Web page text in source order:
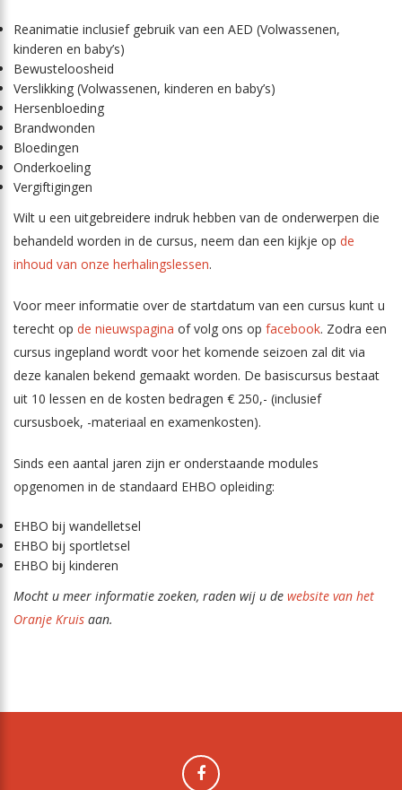
Reanimatie inclusief gebruik van een AED (Volwassenen,
kinderen en baby’s)
Bewusteloosheid
Verslikking (Volwassenen, kinderen en baby’s)
Hersenbloeding
Brandwonden
Bloedingen
Onderkoeling
Vergiftigingen
Wilt u een uitgebreidere indruk hebben van de onderwerpen die
behandeld worden in de cursus, neem dan een kijkje op de
inhoud van onze herhalingslessen.
Voor meer informatie over de startdatum van een cursus kunt u
terecht op de nieuwspagina of volg ons op facebook. Zodra een
cursus ingepland wordt voor het komende seizoen zal dit via
deze kanalen bekend gemaakt worden. De basiscursus bestaat
uit 10 lessen en de kosten bedragen € 250,- (inclusief
cursusboek, -materiaal en examenkosten).
Sinds een aantal jaren zijn er onderstaande modules
opgenomen in de standaard EHBO opleiding:
EHBO bij wandelletsel
EHBO bij sportletsel
EHBO bij kinderen
Mocht u meer informatie zoeken, raden wij u de website van het
Oranje Kruis aan.